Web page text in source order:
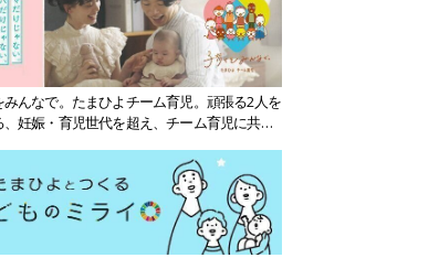
んなで。たまひよチーム育児。頑張る2人を
、妊娠・育児世代を超え、チーム育児に共感